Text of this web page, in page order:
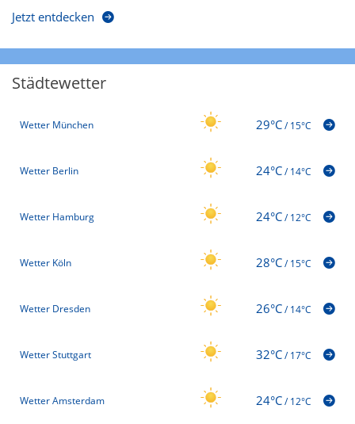
Jetzt entdecken
Städtewetter
Wetter München 29°C/15°C
Wetter Berlin 24°C/14°C
Wetter Hamburg 24°C/12°C
Wetter Köln 28°C/15°C
Wetter Dresden 26°C/14°C
Wetter Stuttgart 32°C/17°C
Wetter Amsterdam 24°C/12°C